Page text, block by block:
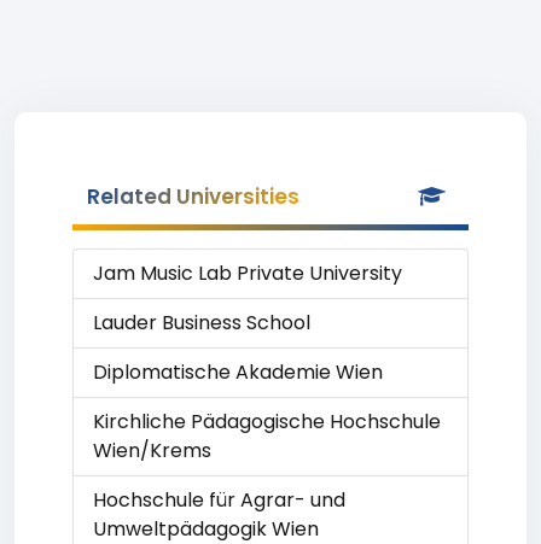
Related Universities
Jam Music Lab Private University
Lauder Business School
Diplomatische Akademie Wien
Kirchliche Pädagogische Hochschule
Wien/Krems
Hochschule für Agrar- und
Umweltpädagogik Wien